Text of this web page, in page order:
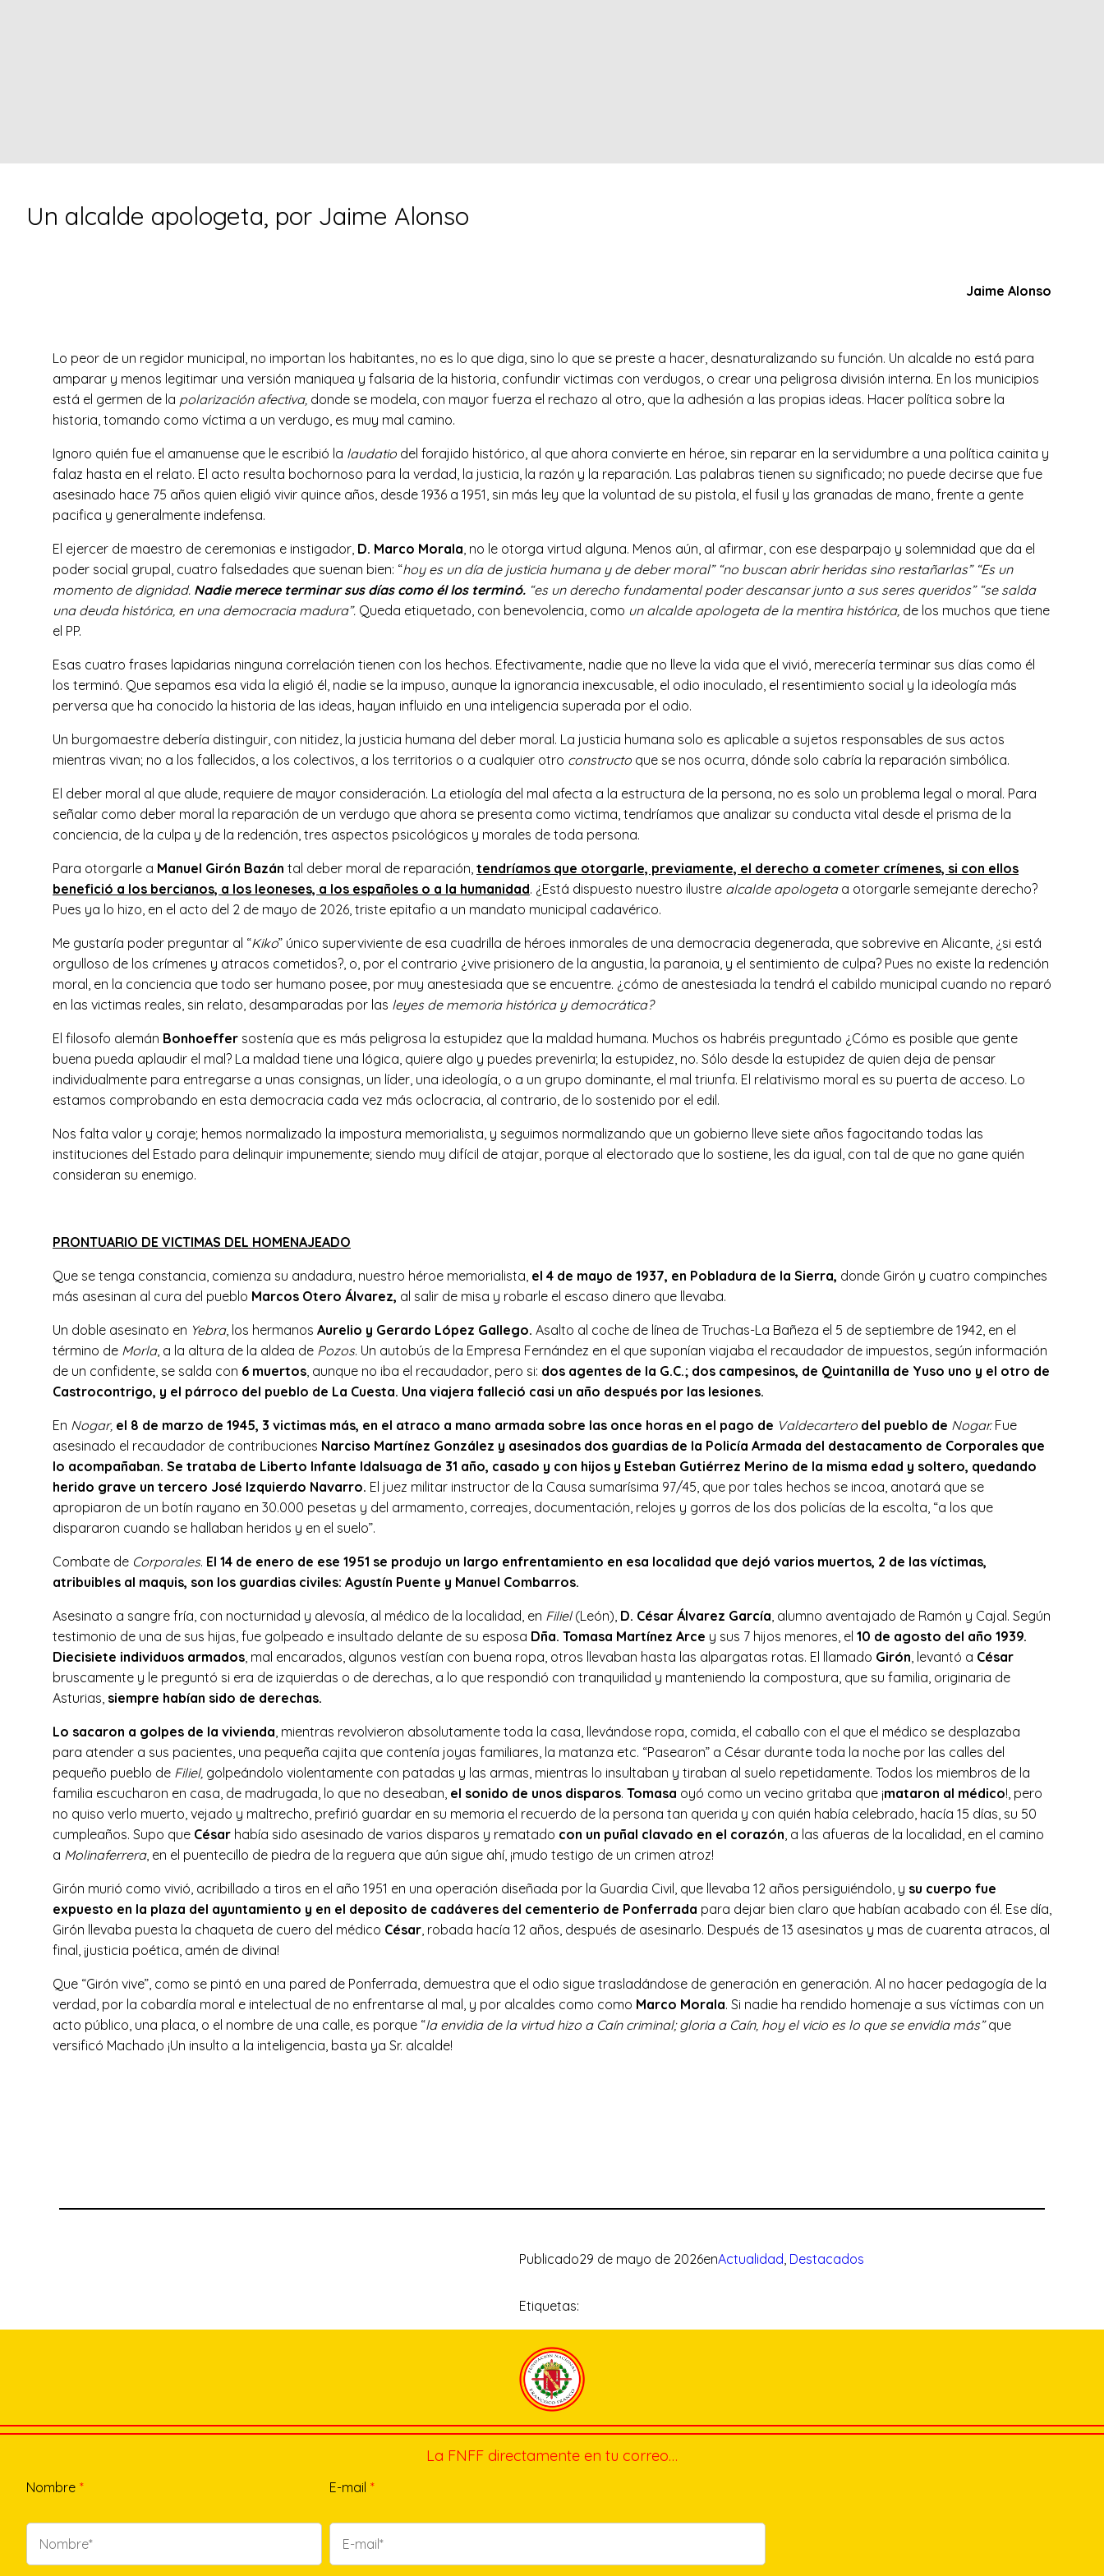
Un alcalde apologeta, por Jaime Alonso
Jaime Alonso
Lo peor de un regidor municipal, no importan los habitantes, no es lo que diga, sino lo que se preste a hacer, desnaturalizando su función. Un alcalde no está para
amparar y menos legitimar una versión maniquea y falsaria de la historia, confundir victimas con verdugos, o crear una peligrosa división interna. En los municipios
está el germen de la polarización afectiva, donde se modela, con mayor fuerza el rechazo al otro, que la adhesión a las propias ideas. Hacer política sobre la
historia, tomando como víctima a un verdugo, es muy mal camino.
Ignoro quién fue el amanuense que le escribió la laudatio del forajido histórico, al que ahora convierte en héroe, sin reparar en la servidumbre a una política cainita y
falaz hasta en el relato. El acto resulta bochornoso para la verdad, la justicia, la razón y la reparación. Las palabras tienen su significado; no puede decirse que fue
asesinado hace 75 años quien eligió vivir quince años, desde 1936 a 1951, sin más ley que la voluntad de su pistola, el fusil y las granadas de mano, frente a gente
pacifica y generalmente indefensa.
El ejercer de maestro de ceremonias e instigador, D. Marco Morala, no le otorga virtud alguna. Menos aún, al afirmar, con ese desparpajo y solemnidad que da el
poder social grupal, cuatro falsedades que suenan bien: “hoy es un día de justicia humana y de deber moral” “no buscan abrir heridas sino restañarlas” “Es un
momento de dignidad. Nadie merece terminar sus días como él los terminó. “es un derecho fundamental poder descansar junto a sus seres queridos” “se salda
una deuda histórica, en una democracia madura”. Queda etiquetado, con benevolencia, como un alcalde apologeta de la mentira histórica, de los muchos que tiene
el PP.
Esas cuatro frases lapidarias ninguna correlación tienen con los hechos. Efectivamente, nadie que no lleve la vida que el vivió, merecería terminar sus días como él
los terminó. Que sepamos esa vida la eligió él, nadie se la impuso, aunque la ignorancia inexcusable, el odio inoculado, el resentimiento social y la ideología más
perversa que ha conocido la historia de las ideas, hayan influido en una inteligencia superada por el odio.
Un burgomaestre debería distinguir, con nitidez, la justicia humana del deber moral. La justicia humana solo es aplicable a sujetos responsables de sus actos
mientras vivan; no a los fallecidos, a los colectivos, a los territorios o a cualquier otro constructo que se nos ocurra, dónde solo cabría la reparación simbólica.
El deber moral al que alude, requiere de mayor consideración. La etiología del mal afecta a la estructura de la persona, no es solo un problema legal o moral. Para
señalar como deber moral la reparación de un verdugo que ahora se presenta como victima, tendríamos que analizar su conducta vital desde el prisma de la
conciencia, de la culpa y de la redención, tres aspectos psicológicos y morales de toda persona.
Para otorgarle a Manuel Girón Bazán tal deber moral de reparación, tendríamos que otorgarle, previamente, el derecho a cometer crímenes, si con ellos
benefició a los bercianos, a los leoneses, a los españoles o a la humanidad. ¿Está dispuesto nuestro ilustre alcalde apologeta a otorgarle semejante derecho?
Pues ya lo hizo, en el acto del 2 de mayo de 2026, triste epitafio a un mandato municipal cadavérico.
Me gustaría poder preguntar al “Kiko” único superviviente de esa cuadrilla de héroes inmorales de una democracia degenerada, que sobrevive en Alicante, ¿si está
orgulloso de los crímenes y atracos cometidos?, o, por el contrario ¿vive prisionero de la angustia, la paranoia, y el sentimiento de culpa? Pues no existe la redención
moral, en la conciencia que todo ser humano posee, por muy anestesiada que se encuentre. ¿cómo de anestesiada la tendrá el cabildo municipal cuando no reparó
en las victimas reales, sin relato, desamparadas por las leyes de memoria histórica y democrática?
El filosofo alemán Bonhoeffer sostenía que es más peligrosa la estupidez que la maldad humana. Muchos os habréis preguntado ¿Cómo es posible que gente
buena pueda aplaudir el mal? La maldad tiene una lógica, quiere algo y puedes prevenirla; la estupidez, no. Sólo desde la estupidez de quien deja de pensar
individualmente para entregarse a unas consignas, un líder, una ideología, o a un grupo dominante, el mal triunfa. El relativismo moral es su puerta de acceso. Lo
estamos comprobando en esta democracia cada vez más oclocracia, al contrario, de lo sostenido por el edil.
Nos falta valor y coraje; hemos normalizado la impostura memorialista, y seguimos normalizando que un gobierno lleve siete años fagocitando todas las
instituciones del Estado para delinquir impunemente; siendo muy difícil de atajar, porque al electorado que lo sostiene, les da igual, con tal de que no gane quién
consideran su enemigo.
PRONTUARIO DE VICTIMAS DEL HOMENAJEADO
Que se tenga constancia, comienza su andadura, nuestro héroe memorialista, el 4 de mayo de 1937, en Pobladura de la Sierra, donde Girón y cuatro compinches
más asesinan al cura del pueblo Marcos Otero Álvarez, al salir de misa y robarle el escaso dinero que llevaba.
Un doble asesinato en Yebra, los hermanos Aurelio y Gerardo López Gallego. Asalto al coche de línea de Truchas-La Bañeza el 5 de septiembre de 1942, en el
término de Morla, a la altura de la aldea de Pozos. Un autobús de la Empresa Fernández en el que suponían viajaba el recaudador de impuestos, según información
de un confidente, se salda con 6 muertos, aunque no iba el recaudador, pero si: dos agentes de la G.C.; dos campesinos, de Quintanilla de Yuso uno y el otro de
Castrocontrigo, y el párroco del pueblo de La Cuesta. Una viajera falleció casi un año después por las lesiones.
En Nogar, el 8 de marzo de 1945, 3 victimas más, en el atraco a mano armada sobre las once horas en el pago de Valdecartero del pueblo de Nogar.Fue
asesinado el recaudador de contribuciones Narciso Martínez González y asesinados dos guardias de la Policía Armada del destacamento de Corporales que
lo acompañaban. Se trataba de Liberto Infante Idalsuaga de 31 año, casado y con hijos y Esteban Gutiérrez Merino de la misma edad y soltero, quedando
herido grave un tercero José Izquierdo Navarro. El juez militar instructor de la Causa sumarísima 97/45, que por tales hechos se incoa, anotará que se
apropiaron de un botín rayano en 30.000 pesetas y del armamento, correajes, documentación, relojes y gorros de los dos policías de la escolta, “a los que
dispararon cuando se hallaban heridos y en el suelo”.
Combate de Corporales. El 14 de enero de ese 1951 se produjo un largo enfrentamiento en esa localidad que dejó varios muertos, 2 de las víctimas,
atribuibles al maquis, son los guardias civiles: Agustín Puente y Manuel Combarros.
Asesinato a sangre fría, con nocturnidad y alevosía, al médico de la localidad, en Filiel (León), D. César Álvarez García, alumno aventajado de Ramón y Cajal. Según
testimonio de una de sus hijas, fue golpeado e insultado delante de su esposa Dña. Tomasa Martínez Arce y sus 7 hijos menores, el 10 de agosto del año 1939.
Diecisiete individuos armados, mal encarados, algunos vestían con buena ropa, otros llevaban hasta las alpargatas rotas. El llamado Girón, levantó a César
bruscamente y le preguntó si era de izquierdas o de derechas, a lo que respondió con tranquilidad y manteniendo la compostura, que su familia, originaria de
Asturias, siempre habían sido de derechas.
Lo sacaron a golpes de la vivienda, mientras revolvieron absolutamente toda la casa, llevándose ropa, comida, el caballo con el que el médico se desplazaba
para atender a sus pacientes, una pequeña cajita que contenía joyas familiares, la matanza etc. “Pasearon” a César durante toda la noche por las calles del
pequeño pueblo de Filiel, golpeándolo violentamente con patadas y las armas, mientras lo insultaban y tiraban al suelo repetidamente. Todos los miembros de la
familia escucharon en casa, de madrugada, lo que no deseaban, el sonido de unos disparos. Tomasa oyó como un vecino gritaba que ¡mataron al médico!, pero
no quiso verlo muerto, vejado y maltrecho, prefirió guardar en su memoria el recuerdo de la persona tan querida y con quién había celebrado, hacía 15 días, su 50
cumpleaños. Supo que César había sido asesinado de varios disparos y rematado con un puñal clavado en el corazón, a las afueras de la localidad, en el camino
a Molinaferrera, en el puentecillo de piedra de la reguera que aún sigue ahí, ¡mudo testigo de un crimen atroz!
Girón murió como vivió, acribillado a tiros en el año 1951 en una operación diseñada por la Guardia Civil, que llevaba 12 años persiguiéndolo, y su cuerpo fue
expuesto en la plaza del ayuntamiento y en el deposito de cadáveres del cementerio de Ponferrada para dejar bien claro que habían acabado con él. Ese día,
Girón llevaba puesta la chaqueta de cuero del médico César, robada hacía 12 años, después de asesinarlo. Después de 13 asesinatos y mas de cuarenta atracos, al
final, ¡justicia poética, amén de divina!
Que “Girón vive”, como se pintó en una pared de Ponferrada, demuestra que el odio sigue trasladándose de generación en generación. Al no hacer pedagogía de la
verdad, por la cobardía moral e intelectual de no enfrentarse al mal, y por alcaldes como como Marco Morala. Si nadie ha rendido homenaje a sus víctimas con un
acto público, una placa, o el nombre de una calle, es porque “la envidia de la virtud hizo a Caín criminal; gloria a Caín, hoy el vicio es lo que se envidia más”que
versificó Machado ¡Un insulto a la inteligencia, basta ya Sr. alcalde!
Publicado29 de mayo de 2026enActualidad, Destacados
Etiquetas:
La FNFF directamente en tu correo…
Nombre * E-mail *